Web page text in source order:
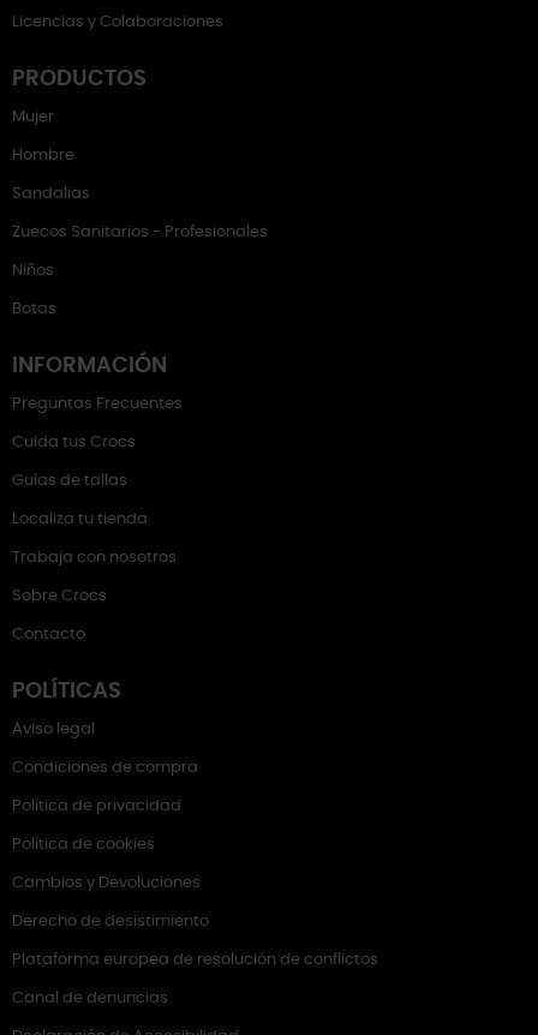
Licencias y Colaboraciones
PRODUCTOS
Mujer
Hombre
Sandalias
Zuecos Sanitarios - Profesionales
Niños
Botas
INFORMACIÓN
Preguntas Frecuentes
Cuida tus Crocs
Guías de tallas
Localiza tu tienda
Trabaja con nosotros
Sobre Crocs
Contacto
POLÍTICAS
Aviso legal
Condiciones de compra
Política de privacidad
Política de cookies
Cambios y Devoluciones
Derecho de desistimiento
Plataforma europea de resolución de conflictos
Canal de denuncias